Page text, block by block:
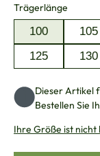
Trägerlänge
100 105
125
130
Dieser Artikel
Bestellen Sie
Ihre Größe ist